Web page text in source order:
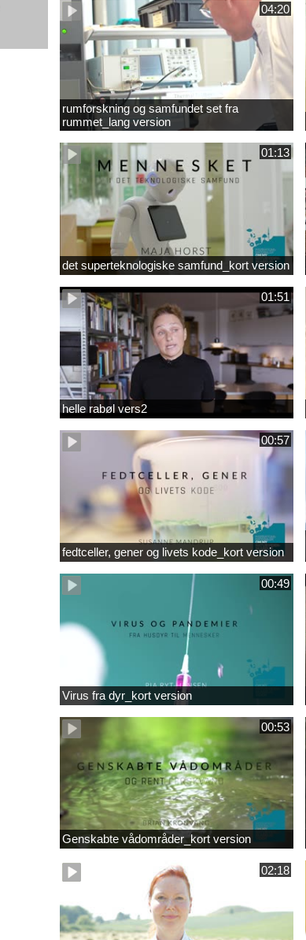
04:20
rumforskning og samfundet set fra
rummet_lang version
01:13
det superteknologiske samfund_kort version
01:51
helle rabøl vers2
00:57
fedtceller, gener og livets kode_kort version
00:49
Virus fra dyr_kort version
00:53
Genskabte vådområder_kort version
02:18